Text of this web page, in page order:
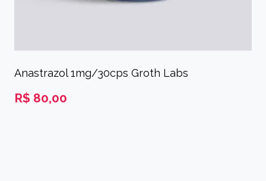
Anastrazol 1mg/30cps Groth Labs
R$ 80,00